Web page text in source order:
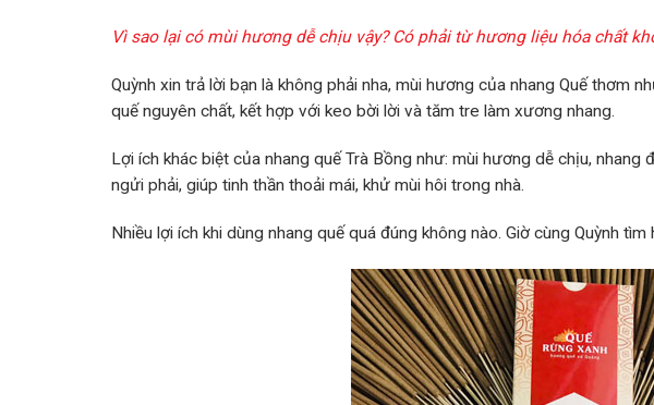
Vì sao lại có mùi hương dễ chịu vậy? Có phải từ hương liệu hóa chất
Quỳnh xin trả lời bạn là không phải nha, mùi hương của nhang Quế thơm
quế nguyên chất, kết hợp với keo bời lời và tăm tre làm xương nhang.
Lợi ích khác biệt của nhang quế Trà Bồng như: mùi hương dễ chịu,
ngửi phải, giúp tinh thần thoải mái, khử mùi hôi trong nhà.
Nhiều lợi ích khi dùng nhang quế quá đúng không nào. Giờ cùng Quỳnh